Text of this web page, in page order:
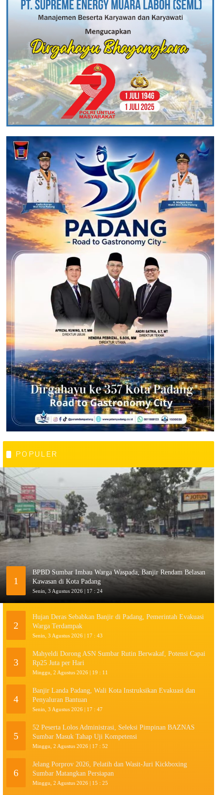
POPULER
1
BPBD Sumbar Imbau Warga Waspada, Banjir Rendam Belasan
Kawasan di Kota Padang
Senin, 3 Agustus 2026 | 17 : 24
2
Hujan Deras Sebabkan Banjir di Padang, Pemerintah Evakuasi
Warga Terdampak
Senin, 3 Agustus 2026 | 17 : 43
3
Mahyeldi Dorong ASN Sumbar Rutin Berwakaf, Potensi Capai
Rp25 Juta per Hari
Minggu, 2 Agustus 2026 | 19 : 11
4
Banjir Landa Padang, Wali Kota Instruksikan Evakuasi dan
Penyaluran Bantuan
Senin, 3 Agustus 2026 | 17 : 47
5
52 Peserta Lolos Administrasi, Seleksi Pimpinan BAZNAS
Sumbar Masuk Tahap Uji Kompetensi
Minggu, 2 Agustus 2026 | 17 : 52
6
Jelang Porprov 2026, Pelatih dan Wasit-Juri Kickboxing
Sumbar Matangkan Persiapan
Minggu, 2 Agustus 2026 | 15 : 25